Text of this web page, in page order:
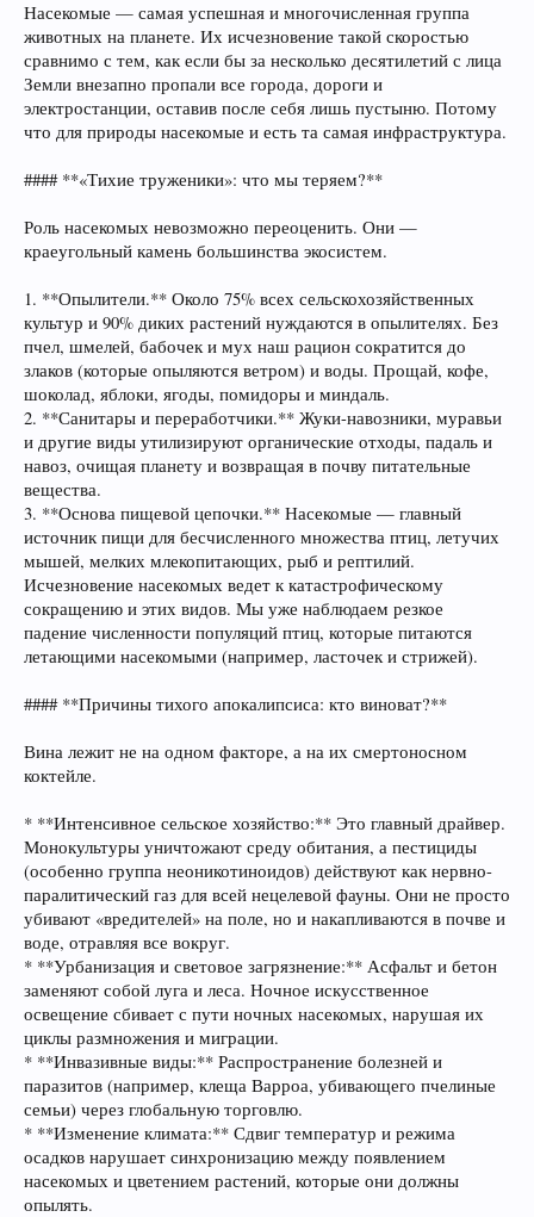
Насекомые — самая успешная и многочисленная группа
животных на планете. Их исчезновение такой скоростью
сравнимо с тем, как если бы за несколько десятилетий с лица
Земли внезапно пропали все города, дороги и
электростанции, оставив после себя лишь пустыню. Потому
что для природы насекомые и есть та самая инфраструктура.
#### **«Тихие труженики»: что мы теряем?**
Роль насекомых невозможно переоценить. Они —
краеугольный камень большинства экосистем.
1. **Опылители.** Около 75% всех сельскохозяйственных
культур и 90% диких растений нуждаются в опылителях. Без
пчел, шмелей, бабочек и мух наш рацион сократится до
злаков (которые опыляются ветром) и воды. Прощай, кофе,
шоколад, яблоки, ягоды, помидоры и миндаль.
2. **Санитары и переработчики.** Жуки-навозники, муравьи
и другие виды утилизируют органические отходы, падаль и
навоз, очищая планету и возвращая в почву питательные
вещества.
3. **Основа пищевой цепочки.** Насекомые — главный
источник пищи для бесчисленного множества птиц, летучих
мышей, мелких млекопитающих, рыб и рептилий.
Исчезновение насекомых ведет к катастрофическому
сокращению и этих видов. Мы уже наблюдаем резкое
падение численности популяций птиц, которые питаются
летающими насекомыми (например, ласточек и стрижей).
#### **Причины тихого апокалипсиса: кто виноват?**
Вина лежит не на одном факторе, а на их смертоносном
коктейле.
* **Интенсивное сельское хозяйство:** Это главный драйвер.
Монокультуры уничтожают среду обитания, а пестициды
(особенно группа неоникотиноидов) действуют как нервно-
паралитический газ для всей нецелевой фауны. Они не просто
убивают «вредителей» на поле, но и накапливаются в почве и
воде, отравляя все вокруг.
* **Урбанизация и световое загрязнение:** Асфальт и бетон
заменяют собой луга и леса. Ночное искусственное
освещение сбивает с пути ночных насекомых, нарушая их
циклы размножения и миграции.
* **Инвазивные виды:** Распространение болезней и
паразитов (например, клеща Варроа, убивающего пчелиные
семьи) через глобальную торговлю.
* **Изменение климата:** Сдвиг температур и режима
осадков нарушает синхронизацию между появлением
насекомых и цветением растений, которые они должны
опылять.